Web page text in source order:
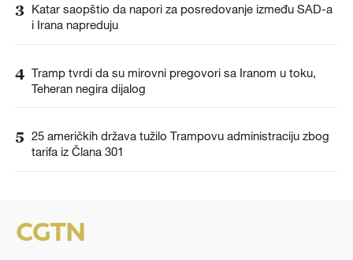
3 Katar saopštio da napori za posredovanje između SAD-a
i Irana napreduju
4 Tramp tvrdi da su mirovni pregovori sa Iranom u toku,
Teheran negira dijalog
5 25 američkih država tužilo Trampovu administraciju zbog
tarifa iz Člana 301